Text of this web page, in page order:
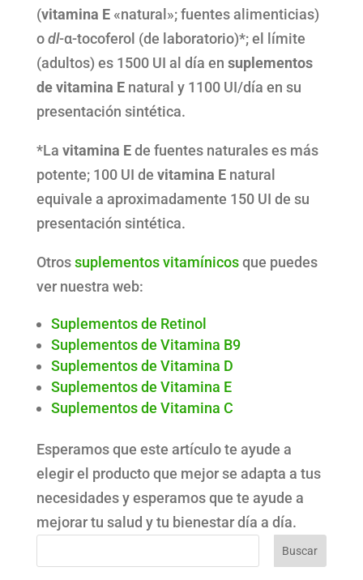
(vitamina E«natural»; fuentes alimenticias)
odl-α-tocoferol (de laboratorio)*; el límite
(adultos) es 1500 UI al día en suplementos
de vitamina Enatural y 1100 UI/día en su
presentación sintética.
*La vitamina Ede fuentes naturales es más
potente; 100 UI de vitamina Enatural
equivale a aproximadamente 150 UI de su
presentación sintética.
Otrossuplementos vitamínicosque puedes
ver nuestra web:
Suplementos de Retinol
Suplementos de Vitamina B9
Suplementos de Vitamina D
Suplementos de Vitamina E
Suplementos de Vitamina C
Esperamos que este artículo te ayude a
elegir el producto que mejor se adapta a tus
necesidades y esperamos que te ayude a
mejorar tu salud y tu bienestar día a día.
Buscar